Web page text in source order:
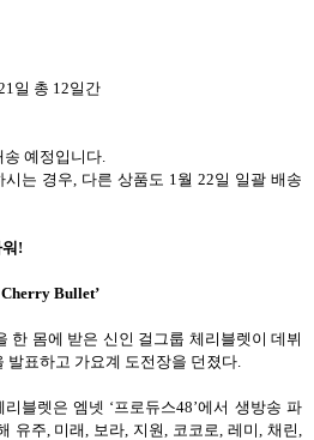
일 총 12일간
송 예정입니다
시는 경우 다른 상품도 1 월 22일 일괄 배송
!
Cherry Bullet’
한 몸에 받은 신인 걸그룹 체리블렛이 데뷔
발표하고 가요계 도전장을 던졌다
블렛은 엠넷 ‘프로듀스48’에서 생방송 파
유주 미래 보라 지원 코코로 ,레미 ,채린